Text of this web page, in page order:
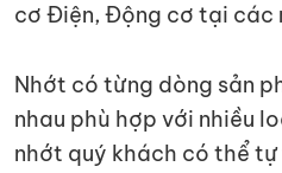
cơ Điện, Động cơ tại các
Nhớt có từng dòng sản
nhau phù hợp với nhiều
nhớt quý khách có thể